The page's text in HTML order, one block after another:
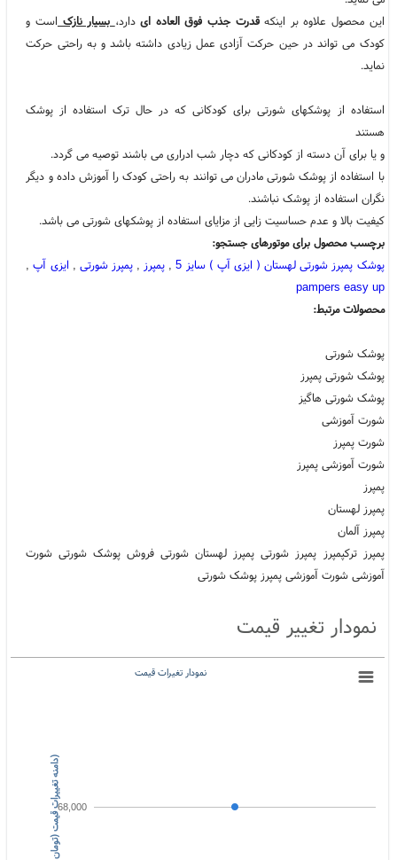
این محصول علاوه بر اینکهقدرت جذب فوق العاده ایدارد، بسیار نازک است و
کودک می تواند در حین حرکت آزادی عمل زیادی داشته باشد و به راحتی حرکت
نماید.
استفاده از پوشکهای شورتی برای کودکانی که در حال ترک استفاده از پوشک
هستند
و یا برای آن دسته از کودکانی که دچار شب ادراری می باشند توصیه می گردد.
با استفاده از پوشک شورتی مادران می توانند به راحتی کودک را آموزش داده و دیگر
نگران استفاده از پوشک نباشند.
کیفیت بالا و عدم حساسیت زایی از مزایای استفاده از پوشکهای شورتی می باشد.
برچسب محصول برای موتورهای جستجو:
پوشک پمپرز شورتی لهستان ( ایزی آپ ) سایز 5
, پمپرز ,پمپرز شورتی , ایزی آپ ,
pampers easy up
محصولات مرتبط:
پوشک شورتی
پوشک شورتی پمپرز
پوشک شورتی هاگیز
شورت آموزشی
شورت پمپرز
شورت آموزشی پمپرز
پمپرز
پمپرز لهستان
پمپرز آلمان
پمپرز ترکپمپرز پمپرز شورتی پمپرز لهستان شورتی فروش پوشک شورتی شورت
آموزشی شورت آموزشی پمپرز پوشک شورتی
نمودار تغییر قیمت
د
ام
ن
ه
ت
غ
ی
ی
ر
ات
ق
ی
م
ت
(
ت
و
م
ا
ن
)
نمودار تغیرات قیمت
68,000